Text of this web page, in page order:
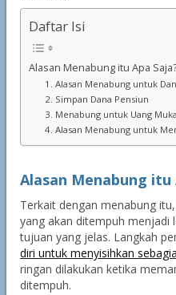
Daftar Isi
Alasan Menabung itu Apa
1. Alasan Menabung untuk
2. Simpan Dana Pensiun
3. Menabung untuk Uang
4. Alasan Menabung untuk
Alasan Menabung itu
Terkait dengan menabung
yang akan ditempuh menjadi
tujuan yang jelas. Langkah
diri untuk menyisihkan
ringan dilakukan ketika
ditempuh.